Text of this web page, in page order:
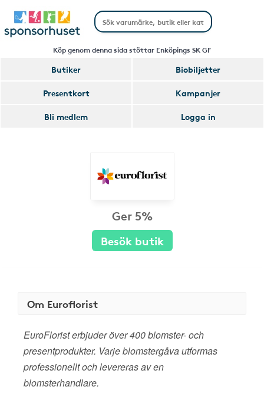
Köp genom denna sida stöttar Enköpings SK GF
Butiker
Biobiljetter
Presentkort
Kampanjer
Bli medlem
Logga in
Ger 5%
Besök butik
Om Euroflorist
EuroFlorist erbjuder över 400 blomster- och
presentprodukter. Varje blomstergåva utformas
professionellt och levereras av en
blomsterhandlare.